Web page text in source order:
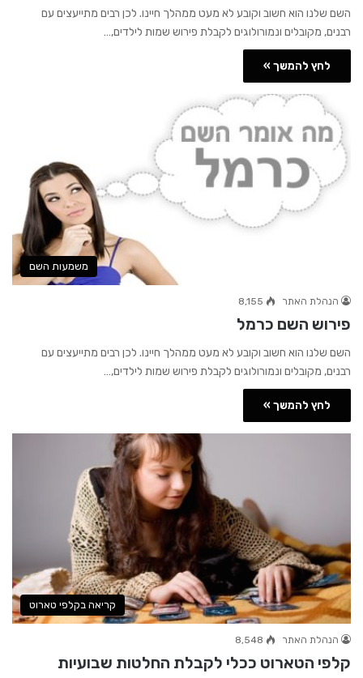
השם שלנו הוא חשוב וקובע לא מעט ממהלך חיינו. לכן רבים מתייעצים עם
רבנים, מקובלים ונמורולוגים לקבלת פירוש שמות לילדים,…
לחץ להמשך »
משמעות השם
הנהלת האתר 8,155
פירוש השם כרמל
השם שלנו הוא חשוב וקובע לא מעט ממהלך חיינו. לכן רבים מתייעצים עם
רבנים, מקובלים ונמורולוגים לקבלת פירוש שמות לילדים,…
לחץ להמשך »
קריאה בקלפי טארוט
הנהלת האתר 8,548
קלפי הטארוט ככלי לקבלת החלטות שבועיות